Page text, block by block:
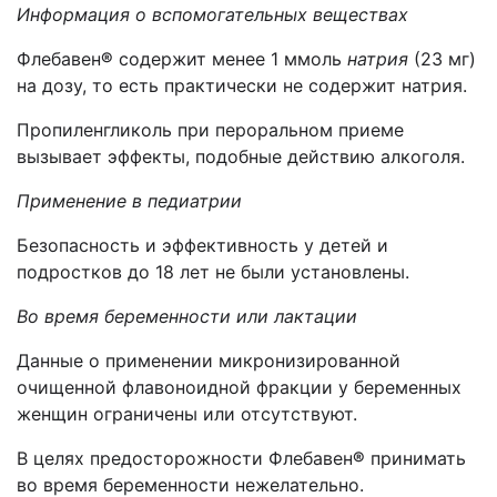
Информация о вспомогательных веществах
Флебавен® содержит менее 1 ммоль натрия (23 мг)
на дозу, то есть практически не содержит натрия.
Пропиленгликоль при пероральном приеме
вызывает эффекты, подобные действию алкоголя.
Применение в педиатрии
Безопасность и эффективность у детей и
подростков до 18 лет не были установлены.
Во время беременности или лактации
Данные о применении микронизированной
очищенной флавоноидной фракции у беременных
женщин ограничены или отсутствуют.
В целях предосторожности Флебавен® принимать
во время беременности нежелательно.